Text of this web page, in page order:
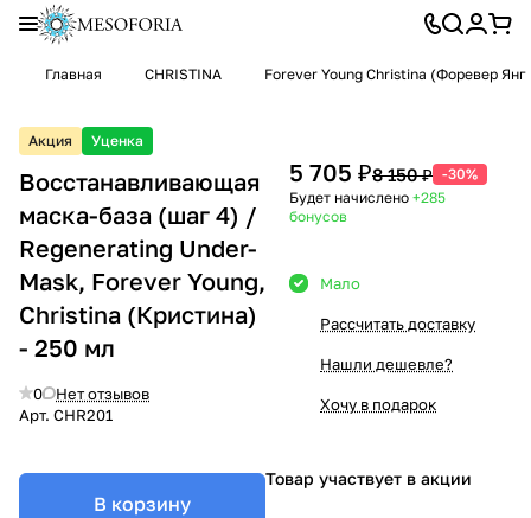
Главная CHRISTINA Forever Young Christina (Форевер
Акция Уценка
Восстанавливающая
маска-база (шаг 4) /
Regenerating Under-
Mask, Forever Young,
Christina (Кристина)
- 250 мл
0
Нет отзывов
Арт. CHR201
В корзину
5 705 ₽8 150 ₽ -30%
Будет начислено +285
бонусов
Мало
Рассчитать доставку
Нашли дешевле?
Хочу в подарок
Товар участвует в акции